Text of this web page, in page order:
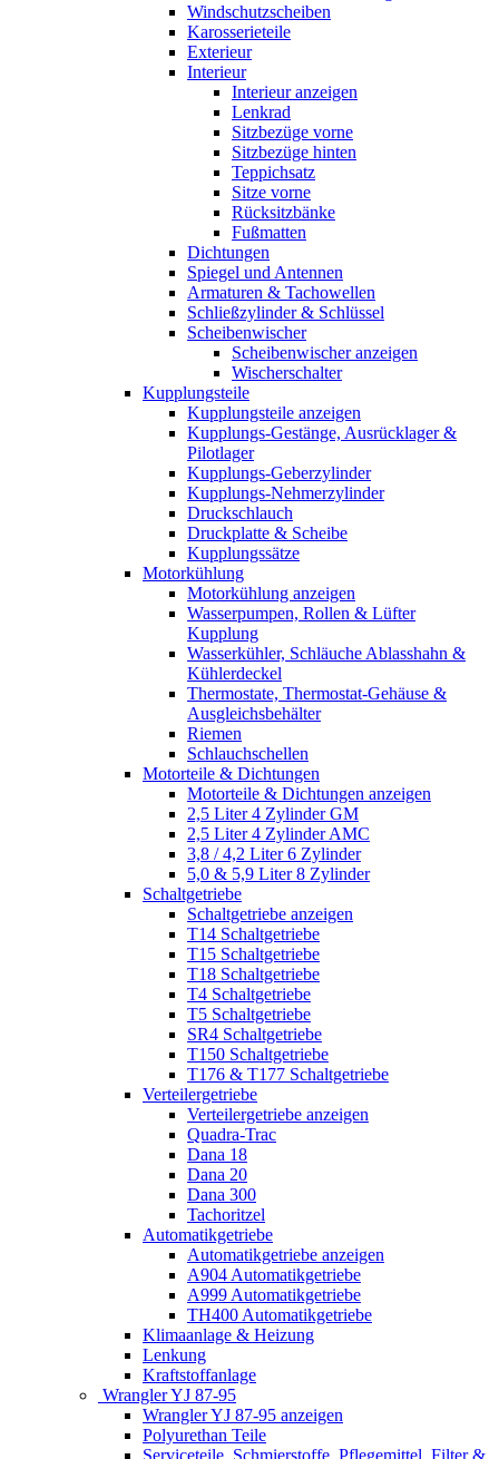
Windschutzscheiben
Karosserieteile
Exterieur
Interieur
Interieur anzeigen
Lenkrad
Sitzbezüge vorne
Sitzbezüge hinten
Teppichsatz
Sitze vorne
Rücksitzbänke
Fußmatten
Dichtungen
Spiegel und Antennen
Armaturen & Tachowellen
Schließzylinder & Schlüssel
Scheibenwischer
Scheibenwischer anzeigen
Wischerschalter
Kupplungsteile
Kupplungsteile anzeigen
Kupplungs-Gestänge, Ausrücklager &
Pilotlager
Kupplungs-Geberzylinder
Kupplungs-Nehmerzylinder
Druckschlauch
Druckplatte & Scheibe
Kupplungssätze
Motorkühlung
Motorkühlung anzeigen
Wasserpumpen, Rollen & Lüfter
Kupplung
Wasserkühler, Schläuche Ablasshahn &
Kühlerdeckel
Thermostate, Thermostat-Gehäuse &
Ausgleichsbehälter
Riemen
Schlauchschellen
Motorteile & Dichtungen
Motorteile & Dichtungen anzeigen
2,5 Liter 4 Zylinder GM
2,5 Liter 4 Zylinder AMC
3,8 / 4,2 Liter 6 Zylinder
5,0 & 5,9 Liter 8 Zylinder
Schaltgetriebe
Schaltgetriebe anzeigen
T14 Schaltgetriebe
T15 Schaltgetriebe
T18 Schaltgetriebe
T4 Schaltgetriebe
T5 Schaltgetriebe
SR4 Schaltgetriebe
T150 Schaltgetriebe
T176 & T177 Schaltgetriebe
Verteilergetriebe
Verteilergetriebe anzeigen
Quadra-Trac
Dana 18
Dana 20
Dana 300
Tachoritzel
Automatikgetriebe
Automatikgetriebe anzeigen
A904 Automatikgetriebe
A999 Automatikgetriebe
TH400 Automatikgetriebe
Klimaanlage & Heizung
Lenkung
Kraftstoffanlage
Wrangler YJ 87-95
Wrangler YJ 87-95 anzeigen
Polyurethan Teile
Serviceteile, Schmierstoffe, Pflegemittel, Filter &